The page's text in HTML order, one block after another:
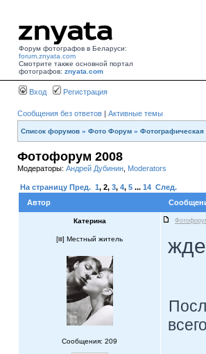
Форум фотографов в Беларуси:
forum.znyata.com
Смотрите также основной портал
фотографов: znyata.com
Вход Регистрация
Сообщения без ответов | Активные темы
Список форумов » Фото Форум » Фотографическая
Фотофорум 2008
Модераторы: Андрей Дубинин Moderators
На страницу Пред. 1, 2, 3, 4, 5 ... 14 След.
Автор
Катерина
[ ] Местный житель
Сообщения: 209